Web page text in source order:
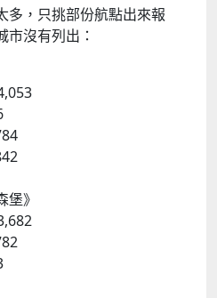
多，只挑部份航點出來報
市沒有列出：
堡》